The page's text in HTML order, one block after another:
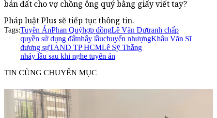
bán đất cho vợ chồng ông quý bằng giấy viết tay?
Pháp luật Plus sẽ tiếp tục thông tin.
Tags:Tuyên ÁnPhan Quýhợp đồngLê Văn Dưtranh chấp
quyền sử dụng đấtnhẩy lầuchuyển nhượngKhâu Văn Sĩ
đương sựTAND TP HCMLê Sỹ Thắng
nhảy lầu sau khi nghe tuyên án
TIN CÙNG CHUYÊN MỤC